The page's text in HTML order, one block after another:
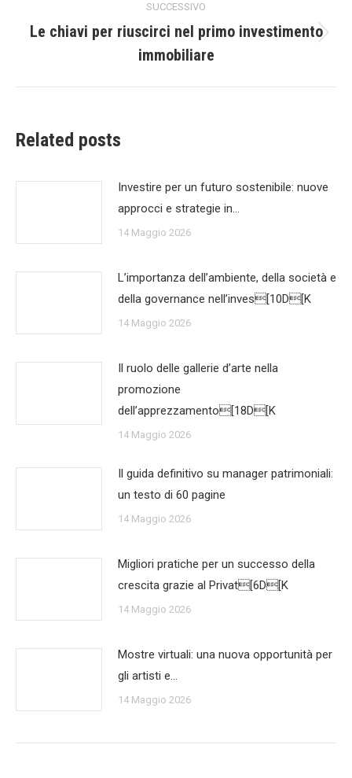
SUCCESSIVO
Prossimo
post:
Le chiavi per riuscirci nel primo investimento
immobiliare
Related posts
Investire per un futuro sostenibile: nuove
approcci e strategie in…
14 Maggio 2026
L’importanza dell’ambiente, della società e
della governance nell’inves[10D[K
14 Maggio 2026
Il ruolo delle gallerie d’arte nella
promozione
dell’apprezzamento[18D[K
14 Maggio 2026
Il guida definitivo su manager patrimoniali:
un testo di 60 pagine
14 Maggio 2026
Migliori pratiche per un successo della
crescita grazie al Privat[6D[K
14 Maggio 2026
Mostre virtuali: una nuova opportunità per
gli artisti e…
14 Maggio 2026